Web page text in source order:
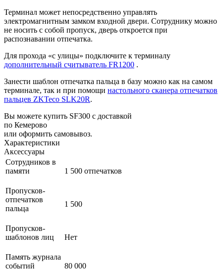
Терминал может непосредственно управлять
электромагнитным замком входной двери. Сотруднику можно
не носить с собой пропуск, дверь откроется при
распознавании отпечатка.
Для прохода «с улицы» подключите к терминалу
дополнительный считыватель FR1200 .
Занести шаблон отпечатка пальца в базу можно как на самом
терминале, так и при помощи настольного сканера отпечатков
пальцев ZKTeco SLK20R.
Вы можете купить SF300 с доставкой
по Кемерово
или оформить самовывоз.
Характеристики
Аксессуары
Сотрудников в
памяти
1 500 отпечатков
Пропусков-
отпечатков
пальца
1 500
Пропусков-
шаблонов лиц
Нет
Память журнала
событий
80 000